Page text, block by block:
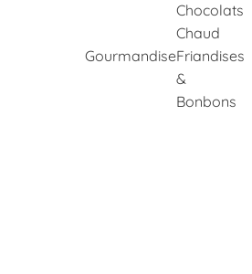
Gourmandise
Chocolats
Chaud
Friandises
&
Bonbons